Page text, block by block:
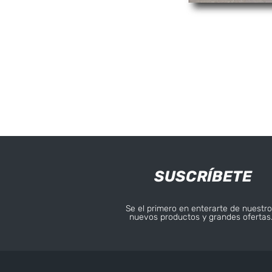
SUSCRÍBETE
Se el primero en enterarte de
nuevos productos y grandes ofertas.